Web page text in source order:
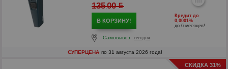
135.00
В КОРЗИНУ!
Кредит до
0,0001%
до 6 месяцев!
Самовывоз: сегодня
СУПЕРЦЕНА по 31 августа 2026 года!
СКИДКА 31%